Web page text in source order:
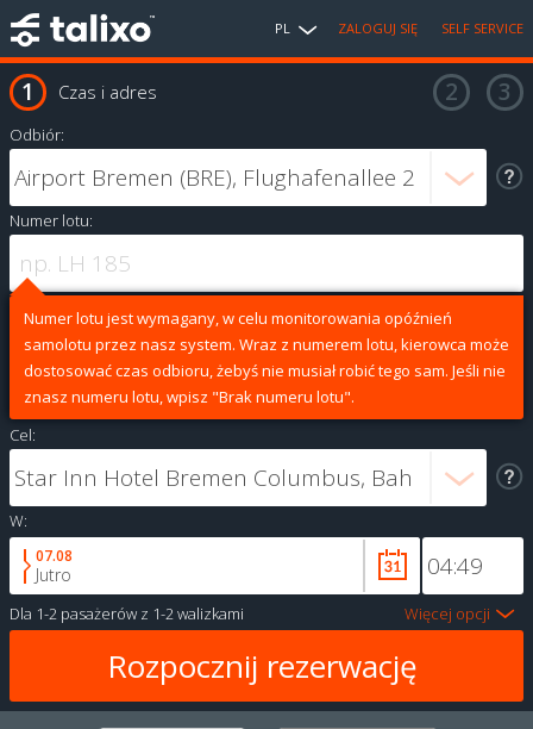
PL ZALOGUJ SIĘ SELF SERVICE
Czas i adres
Odbiór:
Numer lotu:
Numer lotu jest wymagany, w celu monitorowania opóźnień
samolotu przez nasz system. Wraz z numerem lotu, kierowca może
dostosować czas odbioru, żebyś nie musiał robić tego sam. Jeśli nie
znasz numeru lotu, wpisz "Brak numeru lotu".
Cel:
W:
07.08
Jutro
Dla 1-2 pasażerów z 1-2 walizkami Więcej opcji